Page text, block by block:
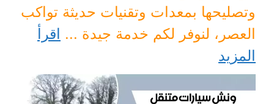
وتصليحها بمعدات وتقنيات حديثة تواكب
العصر، لنوفر لكم خدمة جيدة ... اقرأ
المزيد